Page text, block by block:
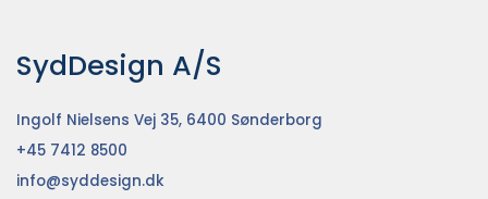
SydDesign A/S
Ingolf Nielsens Vej 35, 6400 Sønderborg
+45 7412 8500
info@syddesign.dk